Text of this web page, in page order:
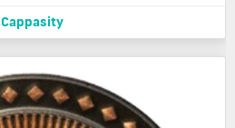
Cappasity